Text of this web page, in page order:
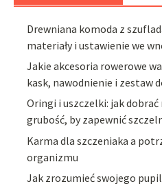
Drewniana komoda z
materiały i ustawienie we
Jakie akcesoria rowerowe
kask, nawodnienie i zestaw
Oringi i uszczelki: jak dobrać
grubość, by zapewnić
Karma dla szczeniaka a
organizmu
Jak zrozumieć swojego